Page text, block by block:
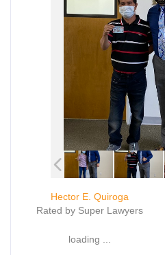
Hector E. Quiroga
Rated by Super Lawyers
loading ...